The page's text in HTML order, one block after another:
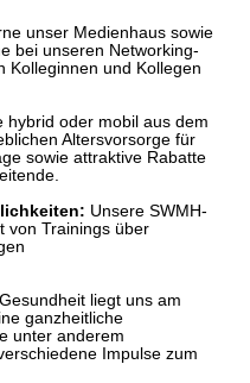
unser Medienhaus sowie
bei unseren Networking-
Kolleginnen und Kollegen
hybrid oder mobil aus dem
Altersvorsorge für
sowie attraktive Rabatte
Unsere SWMH-
von Trainings über
liegt uns am
ganzheitliche
unter anderem
Impulse zum